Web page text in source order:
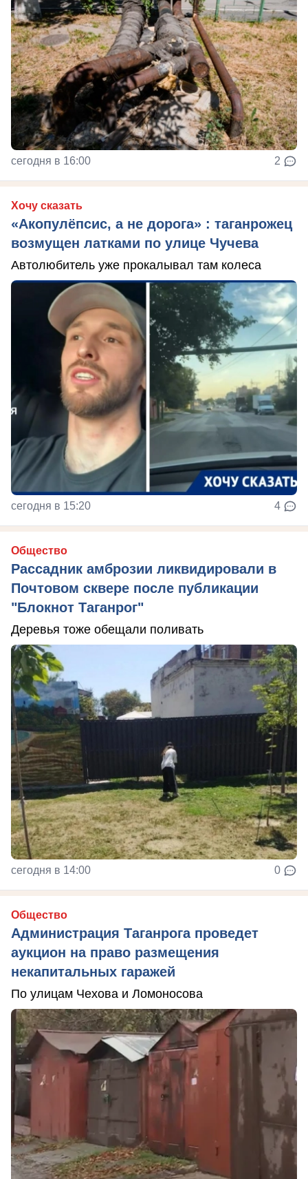
сегодня в 16:00 2
Хочу сказать
«Акопулёпсис, а не дорога» : таганрожец
возмущен латками по улице Чучева
Автолюбитель уже прокалывал там колеса
сегодня в 15:20 4
Общество
Рассадник амброзии ликвидировали в
Почтовом сквере после публикации
"Блокнот Таганрог"
Деревья тоже обещали поливать
сегодня в 14:00 0
Общество
Администрация Таганрога проведет
аукцион на право размещения
некапитальных гаражей
По улицам Чехова и Ломоносова